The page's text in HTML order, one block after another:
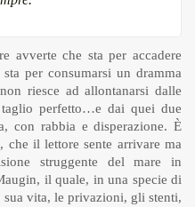
avverte che sta per accadere
per consumarsi un dramma
riesce ad allontanarsi dalle
perfetto…e dai quei due
con rabbia e disperazione. È
che il lettore sente arrivare ma
struggente del mare in
il quale, in una specie di
vita, le privazioni, gli stenti,